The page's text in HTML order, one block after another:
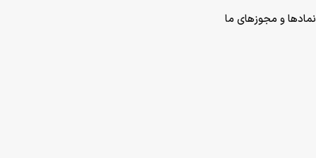
نمادها و مجوزهای ما